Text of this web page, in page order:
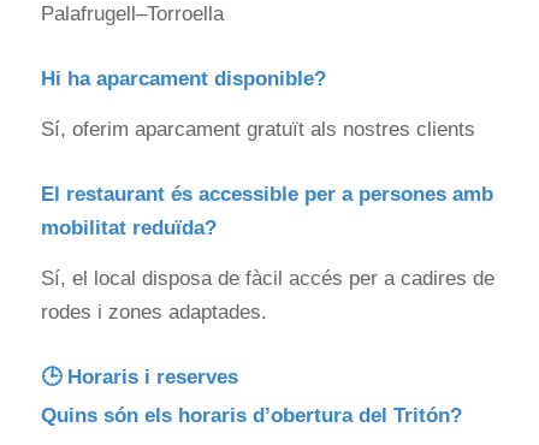
Palafrugell–Torroella
Hi ha aparcament disponible?
Sí, oferim aparcament gratuït als nostres clients
El restaurant és accessible per a persones amb
mobilitat reduïda?
Sí, el local disposa de fàcil accés per a cadires de
rodes i zones adaptades.
🕒 Horaris i reserves
Quins són els horaris d’obertura del Tritón?